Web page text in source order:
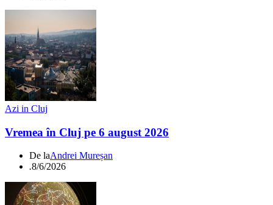
Azi in Cluj
Vremea în Cluj pe 6 august 2026
De laAndrei Mureșan
.8/6/2026